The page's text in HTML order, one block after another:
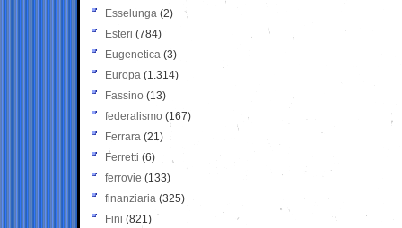
Esselunga (2)
Esteri (784)
Eugenetica (3)
Europa (1.314)
Fassino (13)
federalismo (167)
Ferrara (21)
Ferretti (6)
ferrovie (133)
finanziaria (325)
Fini (821)